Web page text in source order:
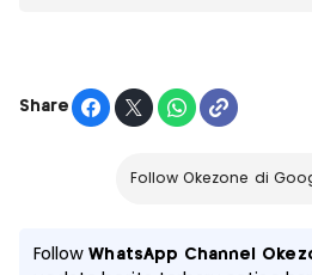
Share
Follow Okezone di
FollowWhatsApp Channel